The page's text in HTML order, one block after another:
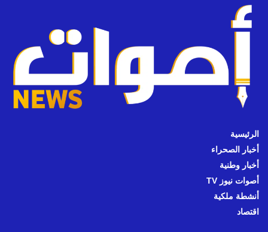
الرئيسية
أخبار الصحراء
أخبار وطنية
أصوات نيوز TV
أنشطة ملكية
اقتصاد